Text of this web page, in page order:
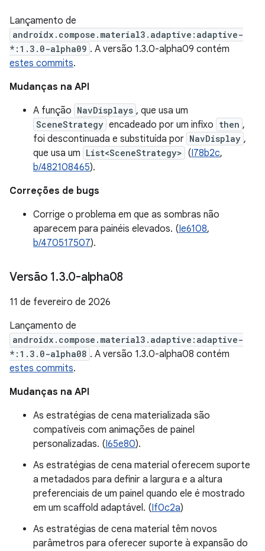
Lançamento de
androidx.compose.material3.adaptive:adaptive-
*:1.3.0-alpha09 . A versão 1.3.0-alpha09 contém
estes commits.
Mudanças na API
A função NavDisplays , que usa um
SceneStrategy encadeado por um infixo then ,
foi descontinuada e substituída por NavDisplay ,
que usa um List<SceneStrategy> (I78b2c,
b/482108465).
Correções de bugs
Corrige o problema em que as sombras não
aparecem para painéis elevados. (Ie6108,
b/470517507).
Versão 1.3.0-alpha08
11 de fevereiro de 2026
Lançamento de
androidx.compose.material3.adaptive:adaptive-
*:1.3.0-alpha08 . A versão 1.3.0-alpha08 contém
estes commits.
Mudanças na API
As estratégias de cena materializada são
compatíveis com animações de painel
personalizadas. (I65e80).
As estratégias de cena material oferecem suporte
a metadados para definir a largura e a altura
preferenciais de um painel quando ele é mostrado
em um scaffold adaptável. (If0c2a)
As estratégias de cena material têm novos
parâmetros para oferecer suporte à expansão do